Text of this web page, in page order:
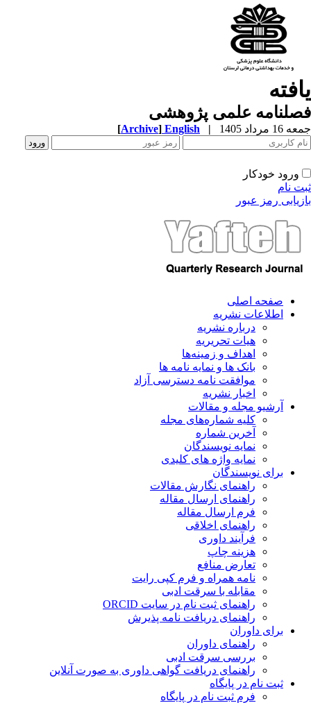
علمی پژوهشی
مرداد 1405 |
English
[Archive]
ورود خودکار
نام
رمز عبور
صفحه اصلی
اطلاعات نشریه
درباره نشریه
هیات تحریریه
اهداف و زمینه‌ها
بانک ها و نمایه نامه ها
موافقت نامه دسترسی آزاد
اخبار نشریه
آرشیو مجله و مقالات
کلیه شماره‌های مجله
آخرین شماره
نمایه نویسندگان
نمایه واژه های کلیدی
برای نویسندگان
راهنمای نگارش مقالات
راهنمای ارسال مقاله
فرم ارسال مقاله
راهنمای اخلاقی
فرآیند داوری
هزینه چاپ
تعارض منافع
نامه همراه و فرم کپی رایت
مقابله با سرقت ادبی
راهنمای ثبت نام در سایت ORCID
راهنمای دریافت نامه پذیرش
برای داوران
راهنمای داوران
بررسی سرقت ادبی
راهنمای دریافت گواهی داوری به صورت آنلاین
ثبت نام در پایگاه
فرم ثبت نام در پایگاه